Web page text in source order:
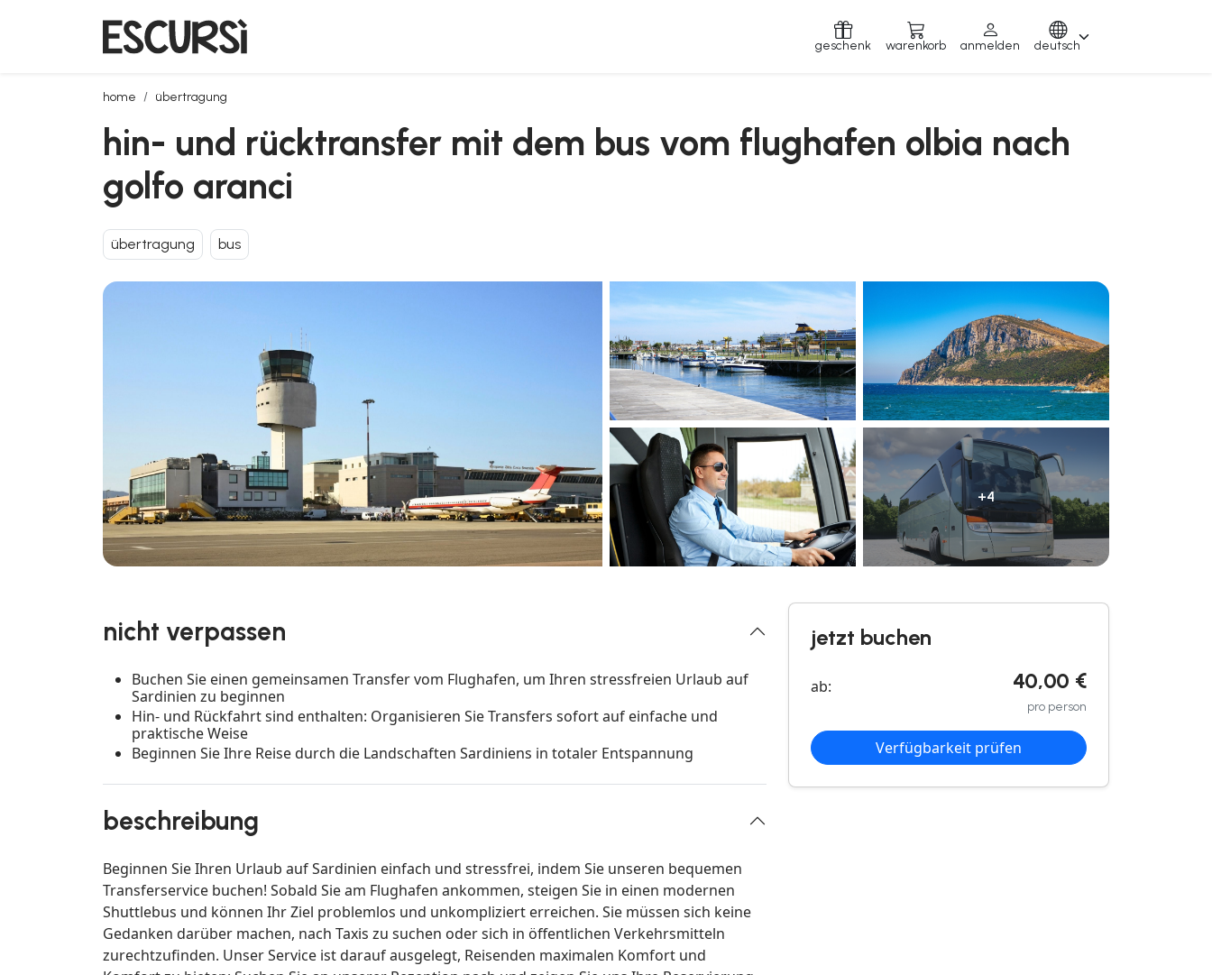
geschenk warenkorb anmelden deutsch
home übertragung
hin- und rücktransfer mit dem bus vom flughafen olbia nach golfo aranci
hin- und rücktransfer mit dem bus vom flughafen olbia nach
golfo aranci
übertragung bus
+4
nicht verpassen
Buchen Sie einen gemeinsamen Transfer vom Flughafen, um Ihren stressfreien Urlaub auf
Sardinien zu beginnen
Hin- und Rückfahrt sind enthalten: Organisieren Sie Transfers sofort auf einfache und
praktische Weise
Beginnen Sie Ihre Reise durch die Landschaften Sardiniens in totaler Entspannung
beschreibung
Beginnen Sie Ihren Urlaub auf Sardinien einfach und stressfrei, indem Sie unseren bequemen
Transferservice buchen! Sobald Sie am Flughafen ankommen, steigen Sie in einen modernen
Shuttlebus und können Ihr Ziel problemlos und unkompliziert erreichen. Sie müssen sich keine
Gedanken darüber machen, nach Taxis zu suchen oder sich in öffentlichen Verkehrsmitteln
zurechtzufinden. Unser Service ist darauf ausgelegt, Reisenden maximalen Komfort und
jetzt buchen
ab: 40,00 €
pro person
Verfügbarkeit prüfen